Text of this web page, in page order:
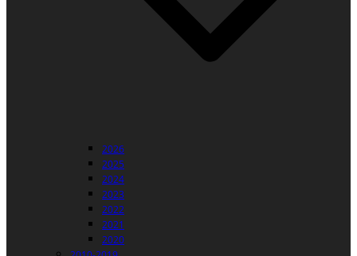
2026
2025
2024
2023
2022
2021
2020